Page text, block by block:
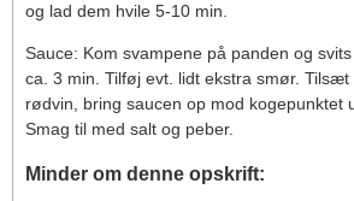
og lad dem hvile 5-10 min.
Sauce: Kom svampene på panden og
ca. 3 min. Tilføj evt. lidt ekstra smør. Tilsæt
rødvin, bring saucen op mod kogepunktet
Smag til med salt og peber.
Minder om denne opskrift: